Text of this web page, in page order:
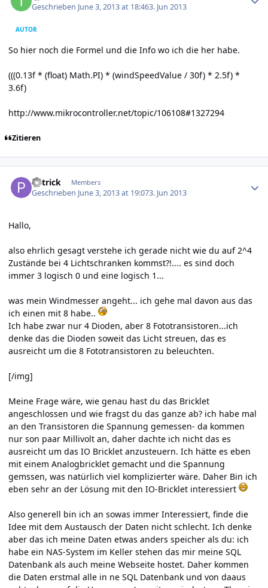
Geschrieben June 3, 2013 at 18:463. Jun 2013
AUTOR
So hier noch die Formel und die Info wo ich die her habe.
(((0.13f * (float) Math.PI) * (windSpeedValue / 30f) * 2.5f) *
3.6f)
http://www.mikrocontroller.net/topic/106108#1327294
Zitieren
P4trick Members
Geschrieben June 3, 2013 at 19:073. Jun 2013
Hallo,
also ehrlich gesagt verstehe ich gerade nicht wie du auf 2^4
Zustände bei 4 Lichtschranken kommst?!.... es sind doch
immer 3 logisch 0 und eine logisch 1...
was mein Windmesser angeht... ich gehe mal davon aus das
ich einen mit 8 habe..
Ich habe zwar nur 4 Dioden, aber 8 Fototransistoren...ich
denke das die Dioden soweit das Licht streuen, das es
ausreicht um die 8 Fototransistoren zu beleuchten.
[/img]
Meine Frage wäre, wie genau hast du das Bricklet
angeschlossen und wie fragst du das ganze ab? ich habe mal
an den Transistoren die Spannung gemessen- da kommen
nur son paar Millivolt an, daher dachte ich nicht das es
ausreicht um das IO Bricklet anzusteuern. Ich hätte es eben
mit einem Analogbricklet gemacht und die Spannung
gemssen, was natürlich viel komplizierter wäre. Daher Bin ich
eben sehr an der Lösung mit den IO-Bricklet interessiert
Also generell bin ich an sowas immer Interessiert, finde die
Idee mit dem Austausch der Daten nicht schlecht. Ich denke
aber das ich meine Daten etwas anders speicher als du: ich
habe ein NAS-System im Keller stehen das mir meine SQL
Datenbank als auch meine Webseite hostet. Daher kommen
die Daten erstmal alle in ne SQL Datenbank und von daaus